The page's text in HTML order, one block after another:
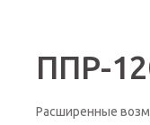
ППР-
Расширенные